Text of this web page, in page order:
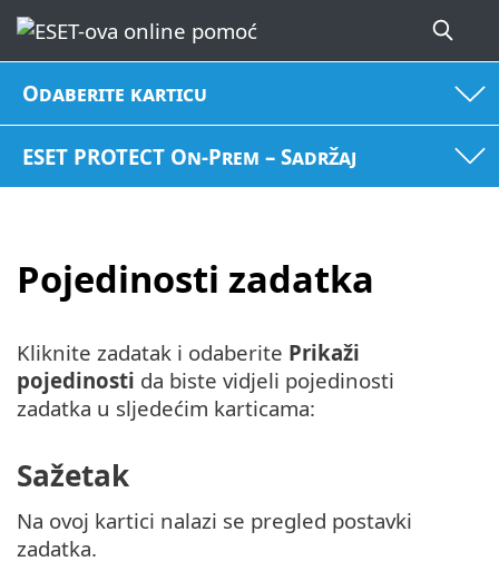
Odaberite karticu
ESET PROTECT On-Prem – Sadržaj
Pojedinosti zadatka
Kliknite zadatak i odaberite Prikaži
pojedinosti da biste vidjeli pojedinosti
zadatka u sljedećim karticama:
Sažetak
Na ovoj kartici nalazi se pregled postavki
zadatka.